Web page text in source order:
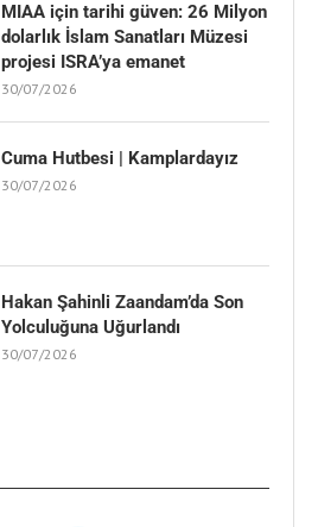
MIAA için tarihi güven: 26 Milyon
dolarlık İslam Sanatları Müzesi
projesi ISRA’ya emanet
30/07/2026
Cuma Hutbesi | Kamplardayız
30/07/2026
Hakan Şahinli Zaandam’da Son
Yolculuğuna Uğurlandı
30/07/2026